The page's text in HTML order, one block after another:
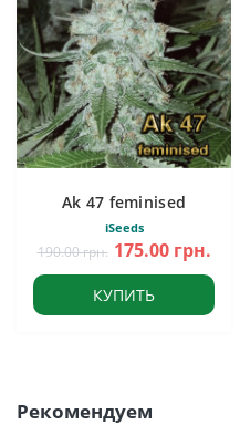
Ak 47 feminised
iSeeds
190.00 грн. 175.00 грн.
КУПИТЬ
Рекомендуем